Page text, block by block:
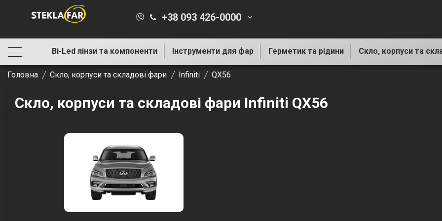
+38 093 426-0000 keyboard_arrow_down
Bi-Led лінзи та компоненти Інструменти для фар Герметик та рідини Скло, корпуси та
Головна Скло, корпуси та складові фари Infiniti QX56
Скло, корпуси та складові фари Infiniti QX56